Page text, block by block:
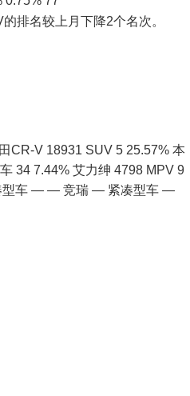
排名较上月下降2个名次。
CR-V 18931 SUV 5 25.57% 本
34 7.44% 艾力绅 4798 MPV 9
型车 — — 竞瑞 — 紧凑型车 —